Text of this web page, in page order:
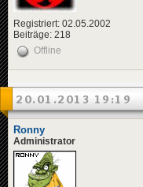
Registriert: 02.05.2002
Beiträge: 218
Offline
20.01.2013 19:19
Ronny
Administrator